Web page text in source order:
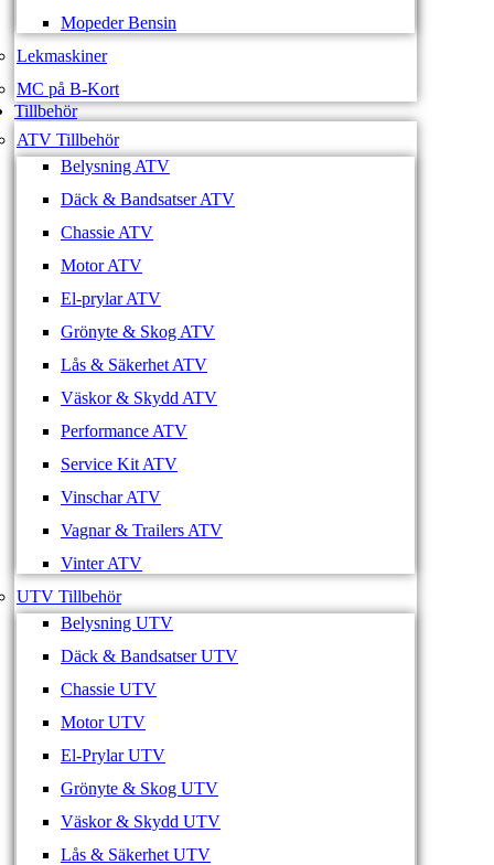
Mopeder Bensin
Lekmaskiner
MC på B-Kort
Tillbehör
ATV Tillbehör
Belysning ATV
Däck & Bandsatser ATV
Chassie ATV
Motor ATV
El-prylar ATV
Grönyte & Skog ATV
Lås & Säkerhet ATV
Väskor & Skydd ATV
Performance ATV
Service Kit ATV
Vinschar ATV
Vagnar & Trailers ATV
Vinter ATV
UTV Tillbehör
Belysning UTV
Däck & Bandsatser UTV
Chassie UTV
Motor UTV
El-Prylar UTV
Grönyte & Skog UTV
Väskor & Skydd UTV
Lås & Säkerhet UTV